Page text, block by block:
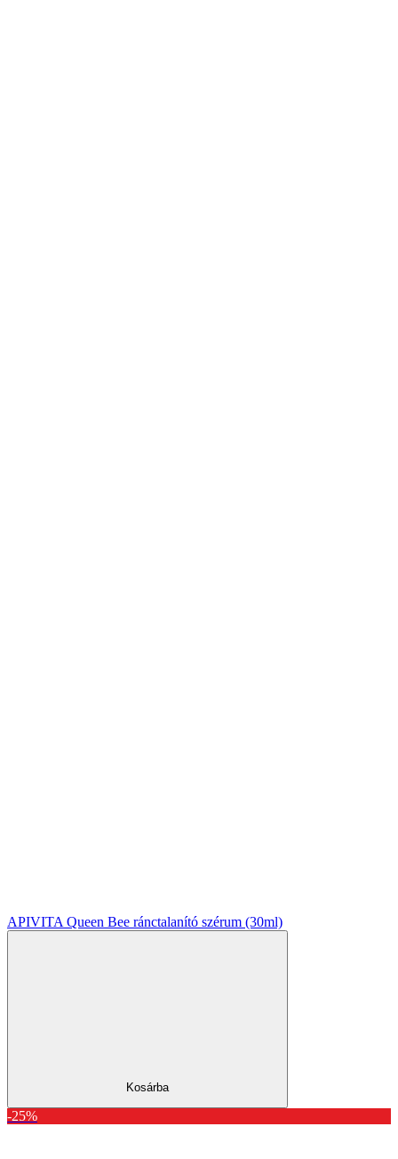
APIVITA Queen Bee ránctalanító szérum (30ml)
Kosárba
-25%